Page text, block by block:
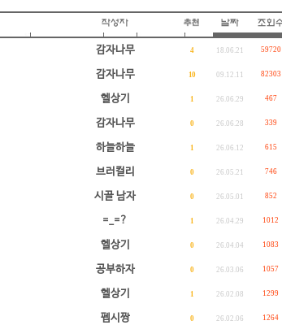
감자나무 4 18.06.21 59720
감자나무 10 09.12.11 82303
헬상기 1 26.06.29 467
감자나무 0 26.06.28 339
하늘하늘 1 26.06.12 615
브러컬리 0 26.05.21 746
시골 남자 0 26.05.01 852
=_=? 1 26.04.29 1012
헬상기 0 26.04.04 1083
공부하자 0 26.03.06 1057
헬상기 1 26.02.08 1299
펩시짱 0 26.02.06 1264